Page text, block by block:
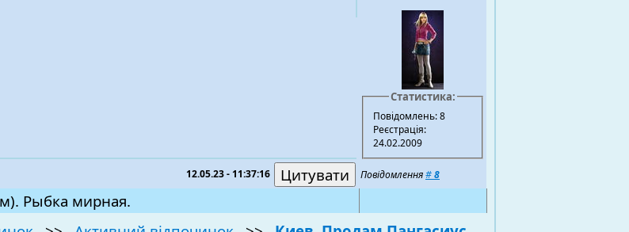
Статистика:
Повідомлень: 8
Реєстрація:
24.02.2009
12.05.23 - 11:37:16 Повідомлення#8
Рыбка мирная.